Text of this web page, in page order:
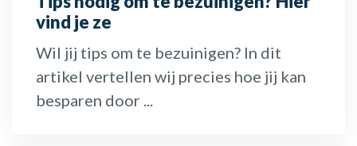
vind je ze
Wil jij tips om te bezuinigen? In dit
artikel vertellen wij precies hoe jij kan
besparen door ...